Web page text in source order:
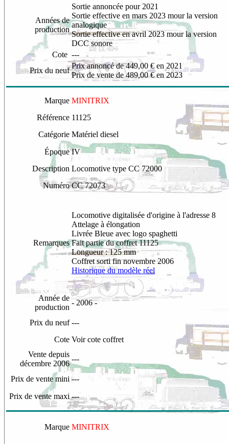
Années de
production
Sortie annoncée pour 2021
Sortie effective en mars 2023 mour la version
analogique
Sortie effective en avril 2023 mour la version
DCC sonore
Cote ---
Prix du neuf
Prix annoncé de 449,00 € en 2021
Prix de vente de 489,00 € en 2023
Marque MINITRIX
Référence 11125
Catégorie Matériel diesel
Époque IV
Description Locomotive type CC 72000
Numéro CC 72073
Remarques
Locomotive digitalisée d'origine à l'adresse 8
Attelage à élongation
Livrée Bleue avec logo spaghetti
Fait partie du coffret 11125
Longueur : 125 mm
Coffret sorti fin novembre 2006
Historique du modèle réel
Année de
production
- 2006 -
Prix du neuf ---
Cote Voir cote coffret
Vente depuis
décembre 2006
---
Prix de vente mini ---
Prix de vente maxi ---
Marque MINITRIX